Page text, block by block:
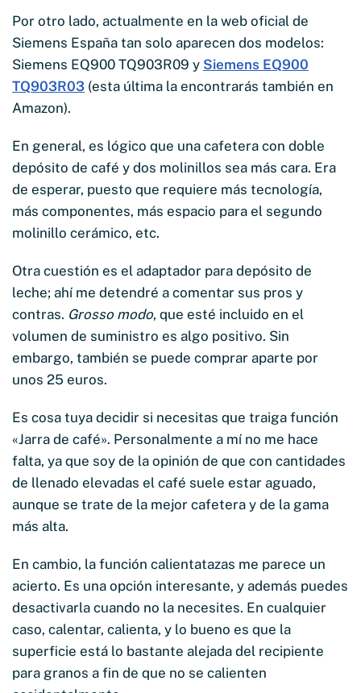
Por otro lado, actualmente en la web oficial de
Siemens España tan solo aparecen dos modelos:
Siemens EQ900 TQ903R09 y Siemens EQ900
TQ903R03 (esta última la encontrarás también en
Amazon).
En general, es lógico que una cafetera con doble
depósito de café y dos molinillos sea más cara. Era
de esperar, puesto que requiere más tecnología,
más componentes, más espacio para el segundo
molinillo cerámico, etc.
Otra cuestión es el adaptador para depósito de
leche; ahí me detendré a comentar sus pros y
contras. Grosso modo, que esté incluido en el
volumen de suministro es algo positivo. Sin
embargo, también se puede comprar aparte por
unos 25 euros.
Es cosa tuya decidir si necesitas que traiga función
«Jarra de café». Personalmente a mí no me hace
falta, ya que soy de la opinión de que con cantidades
de llenado elevadas el café suele estar aguado,
aunque se trate de la mejor cafetera y de la gama
más alta.
En cambio, la función calientatazas me parece un
acierto. Es una opción interesante, y además puedes
desactivarla cuando no la necesites. En cualquier
caso, calentar, calienta, y lo bueno es que la
superficie está lo bastante alejada del recipiente
para granos a fin de que no se calienten